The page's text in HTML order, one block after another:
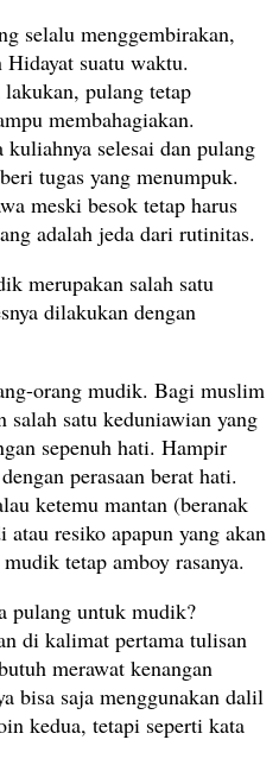
selalu menggembirakan,
suatu waktu.
pulang tetap
membahagiakan.
selesai dan pulang
tugas yang menumpuk.
meski besok tetap harus
adalah jeda dari rutinitas.
merupakan salah satu
dilakukan dengan
orang mudik. Bagi muslim
satu keduniawian yang
sepenuh hati. Hampir
perasaan berat hati.
ketemu mantan (beranak
resiko apapun yang akan
tetap amboy rasanya.
pulang untuk mudik?
di kalimat pertama tulisan
merawat kenangan
bisa saja menggunakan dalil
kedua, tetapi seperti kata